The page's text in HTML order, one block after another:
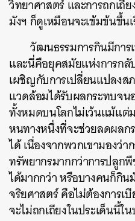
วิทยาศาสตร์ และการถกเถี
มังฯ ก็ดูเหมือนจะเข้มข้นขึ้น
วัฒนธรรมการกินมีกา
และนี่คือยุคสมัยแห่งการกลั
เผชิญกับการเปลี่ยนแปลงส
แวดล้อมได้รับผลกระทบจน
ทั้งหมดบนโลกไม่เว้นแม้แต่
หนทางหนึ่งที่จะช่วยลดผลก
ได้ เนื่องจากพวกเขามองว่
ทรัพยากรมากกว่าการปลูก
ได้มากกว่า หรือบางคนก็กิน
จริยศาสตร์ คือไม่ต้องการ
จะไม่ถกเถียงในประเด็นนี้